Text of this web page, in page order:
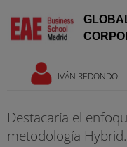
IVÁN REDONDO
Destacaría el
metodología